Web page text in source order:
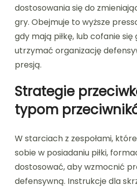
dostosowania się do
gry. Obejmuje to wyższe
gdy mają piłkę, lub cofanie się
utrzymać organizację
presją.
Strategie
typom
W starciach z zespołami,
sobie w posiadaniu piłki,
dostosować, aby wzmocnić
defensywną. Instrukcje dla